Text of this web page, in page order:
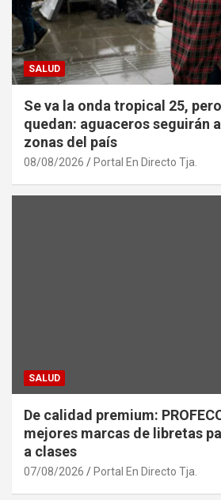
SALUD
Se va la onda tropical 25,
quedan: aguaceros seguirán
zonas del país
08/08/2026 Portal En Directo Tja.
SALUD
De calidad premium:
mejores marcas de libretas
a clases
07/08/2026 Portal En Directo Tja.